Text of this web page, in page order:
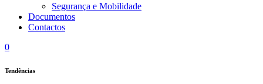
Segurança e Mobilidade
Documentos
Contactos
0
Tendências